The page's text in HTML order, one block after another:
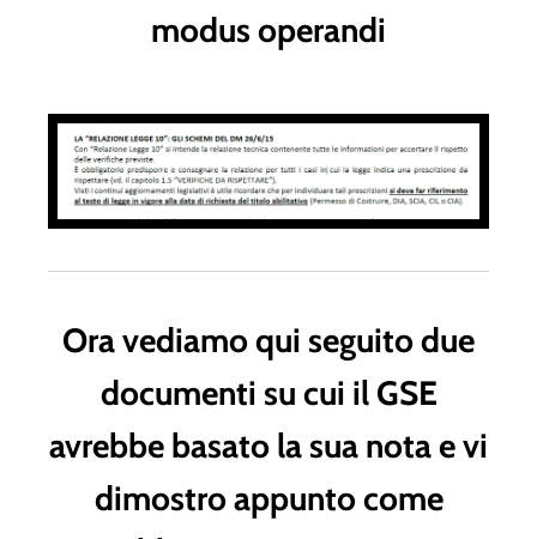
modus operandi
Ora vediamo qui seguito due
documenti su cui il GSE
avrebbe basato la sua nota e vi
dimostro appunto come